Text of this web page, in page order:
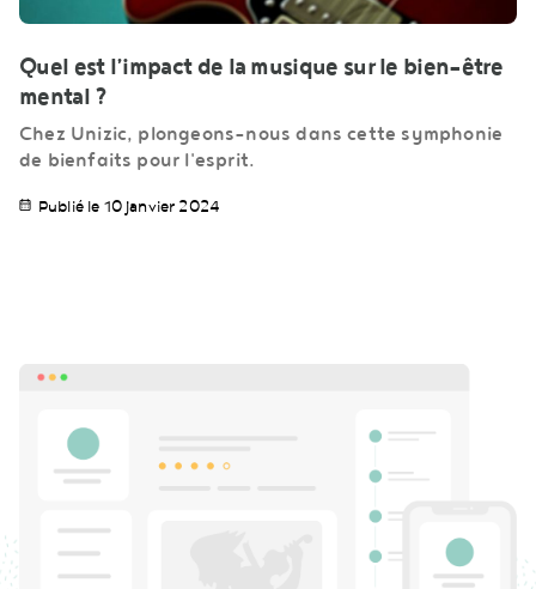
Quel est l’impact de la musique sur le bien-être
mental ?
Chez Unizic, plongeons-nous dans cette symphonie
de bienfaits pour l'esprit.
Publié le 10 janvier 2024